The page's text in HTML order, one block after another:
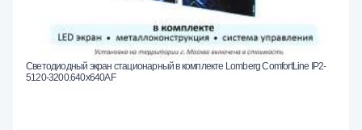
Светодиодный экран стационарный в комплекте Lomberg ComfortLine IP2-
5120-3200.640x640AF